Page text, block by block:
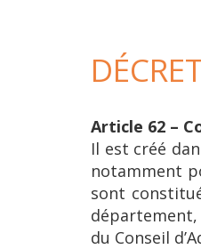
Article 62 –
Il est créé
notamment
sont
département,
du Conseil